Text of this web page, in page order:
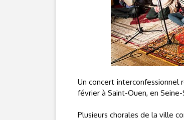
Un concert interconfessionnel
février à Saint-Ouen, en
Plusieurs chorales de la ville